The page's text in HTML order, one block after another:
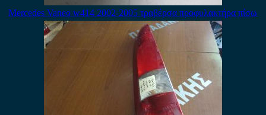
Mercedes Vaneo w414 2002-2005 τραβέρσα προφυλακτήρα πίσω